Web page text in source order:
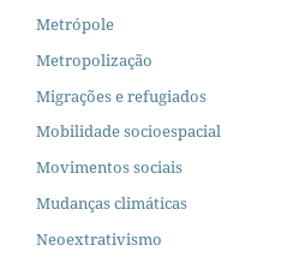
Metrópole
Metropolização
Migrações e refugiados
Mobilidade socioespacial
Movimentos sociais
Mudanças climáticas
Neoextrativismo